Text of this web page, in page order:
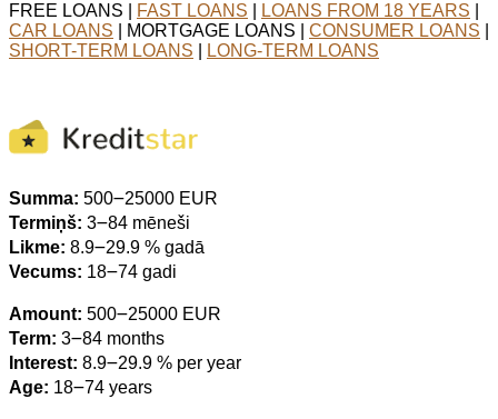
FREE LOANS |
FAST LOANS LOANS FROM 18 YEARS
CAR LOANS | MORTGAGE LOANS | CONSUMER LOANS
SHORT-TERM LOANS
LONG-TERM LOANS
Summa: 500౼25000 EUR
Termiņš: 3౼84 mēneši
Likme: 8.9౼29.9 % gadā
Vecums: 18౼74 gadi
Amount: 500౼25000 EUR
Term: 3౼84 months
Interest: 8.9౼29.9 % per year
Age: 18౼74 years